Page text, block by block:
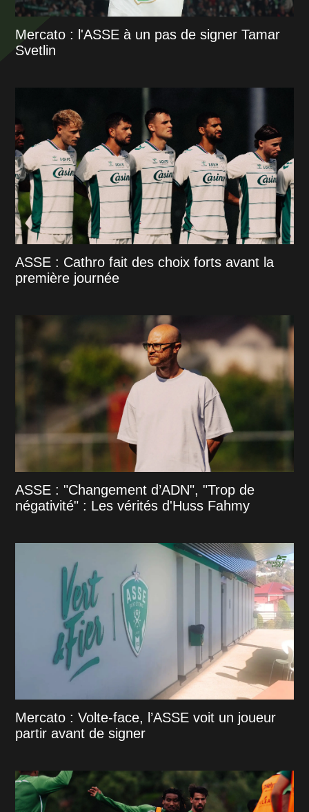
Mercato : l'ASSE à un pas de signer Tamar
Svetlin
ASSE : Cathro fait des choix forts avant la
première journée
ASSE : "Changement d’ADN", "Trop de
négativité" : Les vérités d'Huss Fahmy
Mercato : Volte-face, l’ASSE voit un joueur
partir avant de signer